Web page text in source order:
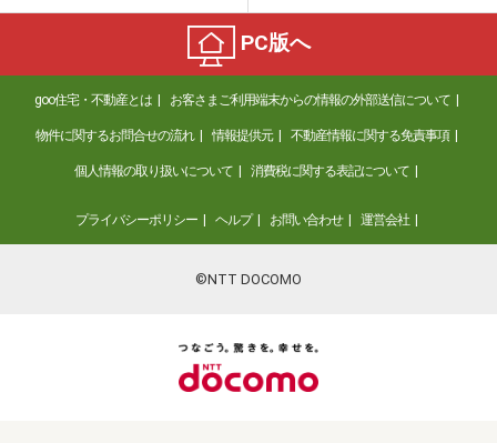
PC版へ
goo住宅・不動産とは お客さまご利用端末からの情報の外部送信について
物件に関するお問合せの流れ 情報提供元 不動産情報に関する免責事項
個人情報の取り扱いについて 消費税に関する表記について
プライバシーポリシー ヘルプ お問い合わせ 運営会社
©NTT DOCOMO